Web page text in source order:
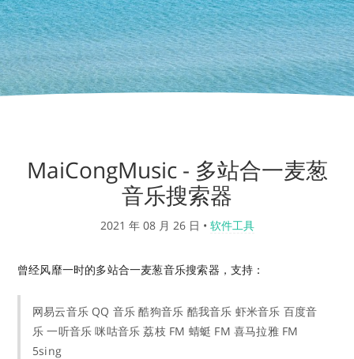
MaiCongMusic - 多站合一麦葱
音乐搜索器
2021 年 08 月 26 日 • 软件工具
曾经风靡一时的多站合一麦葱音乐搜索器，支持：
网易云音乐 QQ 音乐 酷狗音乐 酷我音乐 虾米音乐 百度音
乐 一听音乐 咪咕音乐 荔枝 FM 蜻蜓 FM 喜马拉雅 FM
5sing